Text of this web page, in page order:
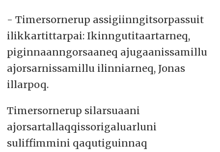
- Timersornerup assigiinngitsorpassuit
ilikkartittarpai: Ikinngutitaartarneq,
piginnaanngorsaaneq ajugaanissamillu
ajorsarnissamillu ilinniarneq, Jonas
illarpoq.
Timersornerup silarsuaani
ajorsartallaqqissorigaluarluni
suliffimmini qaqutiguinnaq